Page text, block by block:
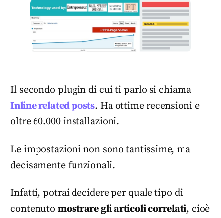
Il secondo plugin di cui ti parlo si chiama
Inline related posts. Ha ottime recensioni e
oltre 60.000 installazioni.
Le impostazioni non sono tantissime, ma
decisamente funzionali.
Infatti, potrai decidere per quale tipo di
contenutomostrare gli articoli correlati, cioè